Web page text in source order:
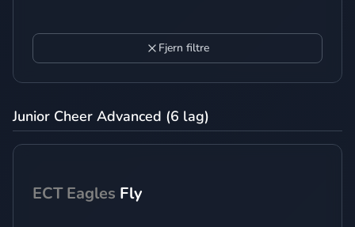
Fjern filtre
Junior Cheer Advanced (6 lag)
ECT Eagles Fly